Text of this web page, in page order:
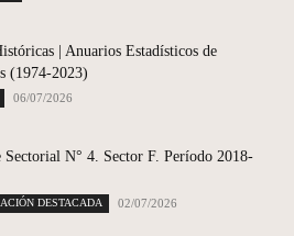
| Anuarios Estadísticos de
(1974-2023)
06/07/2026
N° 4. Sector F. Período 2018-
DESTACADA 02/07/2026